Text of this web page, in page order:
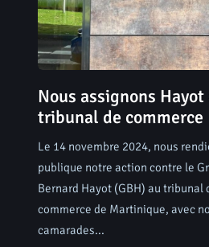
Nous assignons Hayot
tribunal de commerce
Le 14 novembre 2024, nous
publique notre action contre le
Bernard Hayot (GBH) au tribunal
commerce de Martinique, avec
camarades...